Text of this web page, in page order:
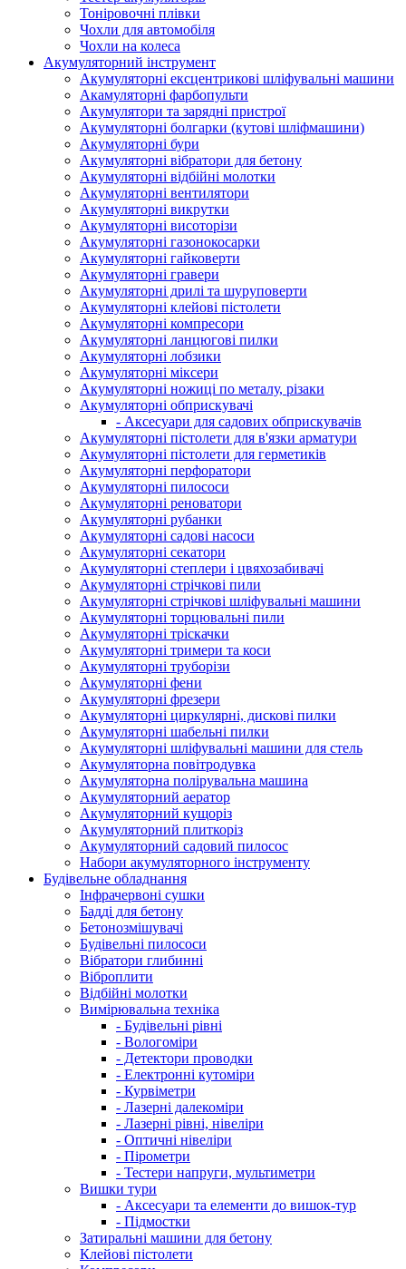
Тоніровочні плівки
Чохли для автомобіля
Чохли на колеса
Акумуляторний інструмент
Акумуляторні ексцентрикові шліфувальні машини
Акамуляторні фарбопульти
Акумулятори та зарядні пристрої
Акумуляторні болгарки (кутові шліфмашини)
Акумуляторні бури
Акумуляторні вібратори для бетону
Акумуляторні відбійні молотки
Акумуляторні вентилятори
Акумуляторні викрутки
Акумуляторні висоторізи
Акумуляторні газонокосарки
Акумуляторні гайковерти
Акумуляторні гравери
Акумуляторні дрилі та шуруповерти
Акумуляторні клейові пістолети
Акумуляторні компресори
Акумуляторні ланцюгові пилки
Акумуляторні лобзики
Акумуляторні міксери
Акумуляторні ножиці по металу, різаки
Акумуляторні обприскувачі
- Аксесуари для садових обприскувачів
Акумуляторні пістолети для в'язки арматури
Акумуляторні пістолети для герметиків
Акумуляторні перфоратори
Акумуляторні пилососи
Акумуляторні реноватори
Акумуляторні рубанки
Акумуляторні садові насоси
Акумуляторні секатори
Акумуляторні степлери і цвяхозабивачі
Акумуляторні стрічкові пили
Акумуляторні стрічкові шліфувальні машини
Акумуляторні торцювальні пили
Акумуляторні тріскачки
Акумуляторні тримери та коси
Акумуляторні труборізи
Акумуляторні фени
Акумуляторні фрезери
Акумуляторні циркулярні, дискові пилки
Акумуляторні шабельні пилки
Акумуляторні шліфувальні машини для стель
Акумуляторна повітродувка
Акумуляторна полірувальна машина
Акумуляторний аератор
Акумуляторний кущоріз
Акумуляторний плиткоріз
Акумуляторний садовий пилосос
Набори акумуляторного інструменту
Будівельне обладнання
Інфрачервоні сушки
Бадді для бетону
Бетонозмішувачі
Будівельні пилососи
Вібратори глибинні
Віброплити
Відбійні молотки
Вимірювальна техніка
- Будівельні рівні
- Вологоміри
- Детектори проводки
- Електронні кутоміри
- Курвіметри
- Лазерні далекоміри
- Лазерні рівні, нівеліри
- Оптичні нівеліри
- Пірометри
- Тестери напруги, мультиметри
Вишки тури
- Аксесуари та елементи до вишок-тур
- Підмостки
Затиральні машини для бетону
Клейові пістолети